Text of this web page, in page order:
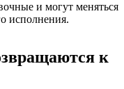
и могут меняться
исполнения.
к